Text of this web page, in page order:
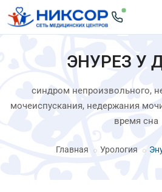
ЭНУРЕЗ У
синдром непроизвольного,
мочеиспускания, недержания
время сна
Главная Урология